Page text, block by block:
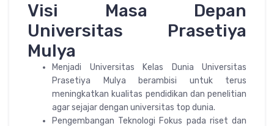
Visi Masa Depan
Universitas Prasetiya
Mulya
Menjadi Universitas Kelas Dunia Universitas
Prasetiya Mulya berambisi untuk terus
meningkatkan kualitas pendidikan dan penelitian
agar sejajar dengan universitas top dunia.
Pengembangan Teknologi Fokus pada riset dan